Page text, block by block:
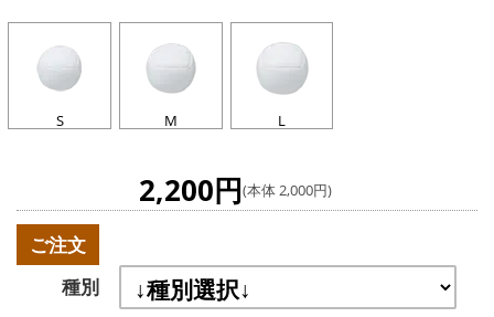
S M L
2,200円(本体 2,000円)
ご注文
種別